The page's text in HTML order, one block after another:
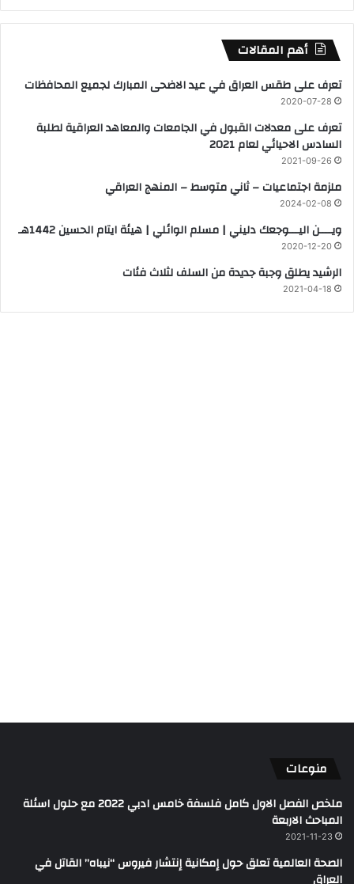
أهم المقالات
تعرف على طقس العراق في عيد الاضحى المبارك لجميع المحافظات
2020-07-28
تعرف على معدلات القبول في الجامعات والمعاهد العراقية لطلبة
السادس الاحيائي لعام 2021
2021-09-26
ملزمة اجتماعيات – ثاني متوسط – المنهج العراقي
2024-02-08
ويــــن اليـــوجعك دليني | مسلم الوائلي | هيئة ايتام الحسين 1442هـ
2020-12-20
الرشيد يطلق وجبة جديدة من السلف لثلاث فئات
2021-04-18
منوعات
ملخص الفصل الاول كامل فلسفة خامس ادبي 2022 مع حلول اسئلة
المباحث الاربعة
2021-11-23
الصحة العالمية تعلق حول إمكانية إنتشار فيروس “نيباه” القاتل في
العراق